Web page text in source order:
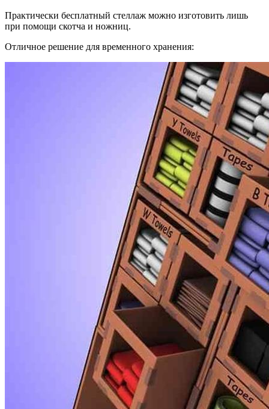
Практически бесплатный стеллаж можно изготовить лишь
при помощи скотча и ножниц.
Отличное решение для временного хранения: